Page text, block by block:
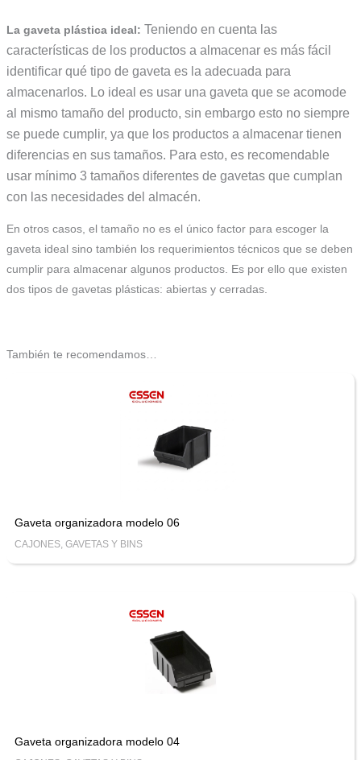
La gaveta plástica ideal: Teniendo en cuenta las
características de los productos a almacenar es más fácil
identificar qué tipo de gaveta es la adecuada para
almacenarlos. Lo ideal es usar una gaveta que se acomode
al mismo tamaño del producto, sin embargo esto no siempre
se puede cumplir, ya que los productos a almacenar tienen
diferencias en sus tamaños. Para esto, es recomendable
usar mínimo 3 tamaños diferentes de gavetas que cumplan
con las necesidades del almacén.
En otros casos, el tamaño no es el único factor para escoger la
gaveta ideal sino también los requerimientos técnicos que se deben
cumplir para almacenar algunos productos. Es por ello que existen
dos tipos de gavetas plásticas: abiertas y cerradas.
También te recomendamos…
Gaveta organizadora modelo 06
CAJONES, GAVETAS Y BINS
Gaveta organizadora modelo 04